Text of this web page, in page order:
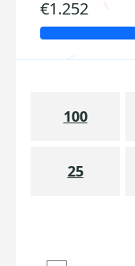
€1.252
100
25